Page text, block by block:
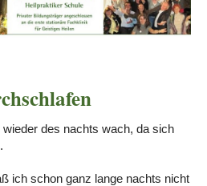
des nachts wach, da sich
ich schon ganz lange nachts nicht